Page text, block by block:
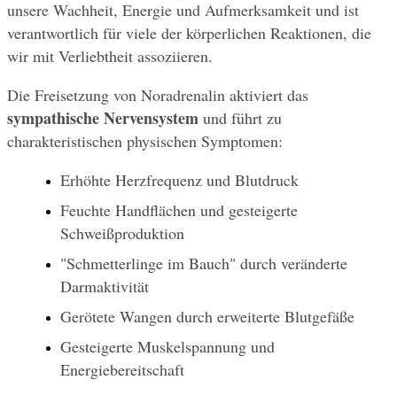
unsere Wachheit, Energie und Aufmerksamkeit und ist
verantwortlich für viele der körperlichen Reaktionen, die
wir mit Verliebtheit assoziieren.
sympathische Nervensystem und führt zu
charakteristischen physischen Symptomen:
Erhöhte Herzfrequenz und Blutdruck
Feuchte Handflächen und gesteigerte
Schweißproduktion
"Schmetterlinge im Bauch" durch veränderte
Darmaktivität
Gerötete Wangen durch erweiterte Blutgefäße
Gesteigerte Muskelspannung und
Energiebereitschaft